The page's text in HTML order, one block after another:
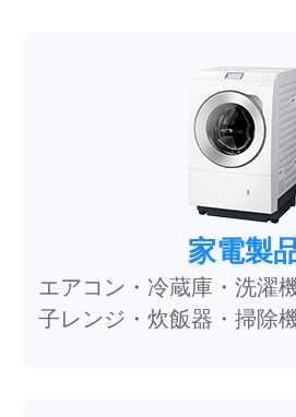
家電製
エアコン・冷蔵庫・洗濯
子レンジ・炊飯器・掃除